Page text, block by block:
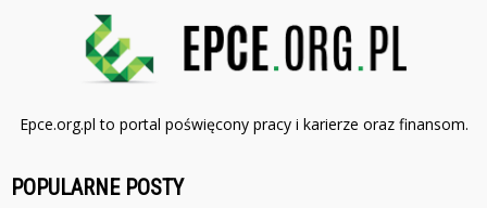
Epce.org.pl to portal poświęcony pracy i karierze oraz finansom.
POPULARNE POSTY